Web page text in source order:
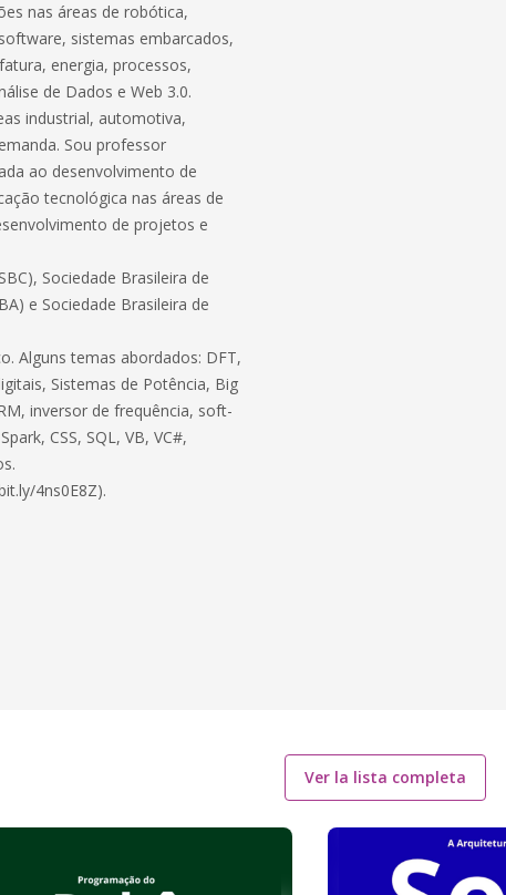
nas áreas de robótica,
sistemas embarcados,
energia, processos,
de Dados e Web 3.0.
industrial, automotiva,
Sou professor
ao desenvolvimento de
tecnológica nas áreas de
de projetos e
Sociedade Brasileira de
e Sociedade Brasileira de
Alguns temas abordados: DFT,
Sistemas de Potência, Big
inversor de frequência, soft-
CSS, SQL, VB, VC#,
4ns0E8Z).
Ver la lista completa